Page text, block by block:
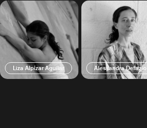
Liza Alpízar Aguilar Alessandra Defazio